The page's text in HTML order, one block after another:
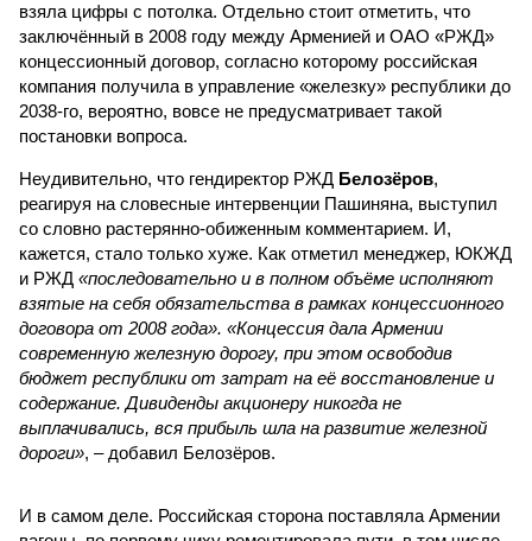
взяла цифры с потолка. Отдельно стоит отметить, что
заключённый в 2008 году между Арменией и ОАО «РЖД»
концессионный договор, согласно которому российская
компания получила в управление «железку» республики до
2038-го, вероятно, вовсе не предусматривает такой
постановки вопроса.
Неудивительно, что гендиректор РЖД Белозёров,
реагируя на словесные интервенции Пашиняна, выступил
со словно растерянно-обиженным комментарием. И,
кажется, стало только хуже. Как отметил менеджер, ЮКЖД
и РЖД «последовательно и в полном объёме исполняют
взятые на себя обязательства в рамках концессионного
договора от 2008 года». «Концессия дала Армении
современную железную дорогу, при этом освободив
бюджет республики от затрат на её восстановление и
содержание. Дивиденды акционеру никогда не
выплачивались, вся прибыль шла на развитие железной
дороги», – добавил Белозёров.
И в самом деле. Российская сторона поставляла Армении